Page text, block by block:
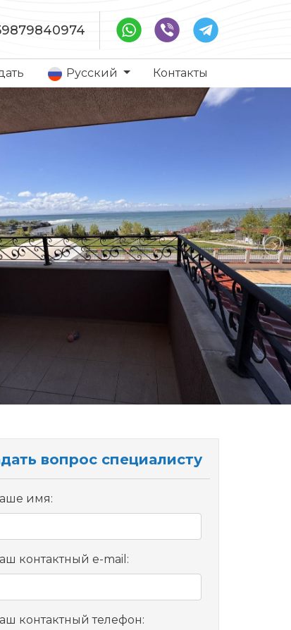
Русский Контакты
вопрос специалисту
имя:
контактный e-mail:
контактный телефон: